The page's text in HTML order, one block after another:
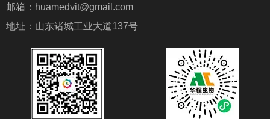
邮箱：huamedvit@gmail.com
地址：山东诸城工业大道137号